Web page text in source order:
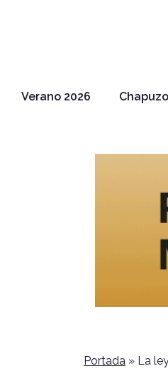
Verano 2026
Portada » La